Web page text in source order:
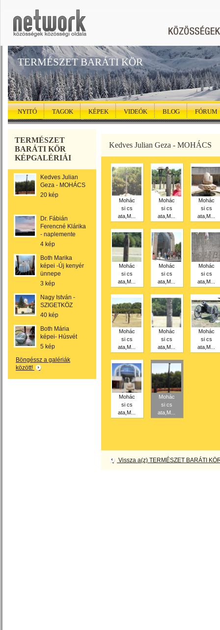
TERMÉSZET BARÁTI KÖR
NYITÓ TAGOK KÉPEK VIDEÓK BLOG FÓRUM
TERMÉSZET
BARÁTI KÖR
KÉPGALÉRIÁI
Kedves Julian
Geza - MOHÁCS
20 kép
Dr. Fábián
Ferencné Klárika
- naplemente
4 kép
Both Marika
képei -Új kenyér
ünnepe
3 kép
Nagy István -
SZIGETKÖZ
40 kép
Both Mária
képei- Húsvét
5 kép
Böngéssz a galériák
között!
Kedves Julian Geza - MOHÁCS
Mohác
si cs
ata,M...
Mohác
si cs
ata,M...
Mohác
si cs
ata,M...
Mohác
si cs
ata,M...
Mohác
si cs
ata,M...
Mohác
si cs
ata,M...
Mohác
si cs
ata,M...
Mohác
si cs
ata,M...
Mohác
si cs
ata,M...
Mohác
si cs
ata,M...
Mohác
si cs
ata,M...
Vissza a(z) TERMÉSZET BARÁTI